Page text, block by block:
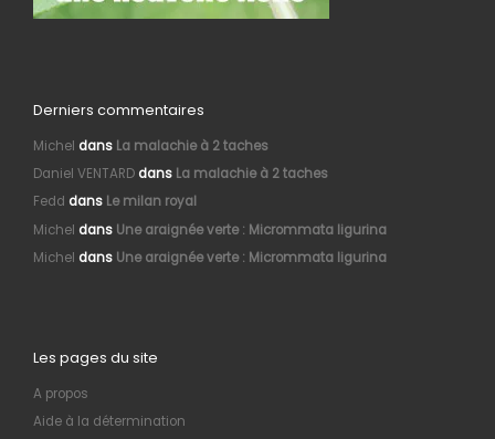
Derniers commentaires
Michel dans La malachie à 2 taches
Daniel VENTARDdans La malachie à 2 taches
Fedd dans Le milan royal
Michel dans Une araignée verte : Micrommata ligurina
Michel dans Une araignée verte : Micrommata ligurina
Les pages du site
A propos
Aide à la détermination